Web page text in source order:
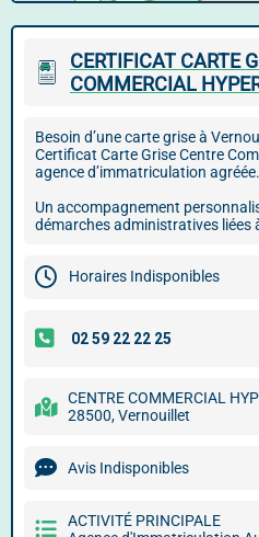
CERTIFICAT CARTE
COMMERCIAL
Besoin d’une carte grise à
Certificat Carte Grise Centre
agence d’immatriculation agréée.
Un accompagnement
démarches administratives liées
Horaires Indisponibles
CENTRE COMMERCIAL
28500, Vernouillet
Avis Indisponibles
ACTIVITÉ PRINCIPALE